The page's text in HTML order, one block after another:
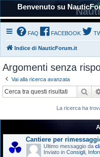
Benvenuto su
FAQ FACEBOOK
Indice di NauticForum.it
Argomenti senza
Vai alla ricerca avanzata
La ricerca ha
Cantiere per
Ultimo messaggio da
Inviato in Consigli,